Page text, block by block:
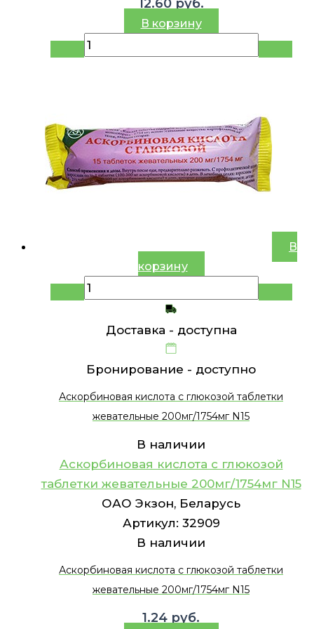
12.60 руб.
В корзину
В
корзину
Доставка - доступна
Бронирование - доступно
Аскорбиновая кислота с глюкозой таблетки
жевательные 200мг/1754мг N15
В наличии
Аскорбиновая кислота с глюкозой
таблетки жевательные 200мг/1754мг N15
ОАО Экзон, Беларусь
Артикул: 32909
В наличии
Аскорбиновая кислота с глюкозой таблетки
жевательные 200мг/1754мг N15
1.24 руб.